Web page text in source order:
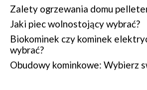
Zalety ogrzewania domu
Jaki piec wolnostojący wybrać?
Biokominek czy kominek
wybrać?
Obudowy kominkowe: Wybierz